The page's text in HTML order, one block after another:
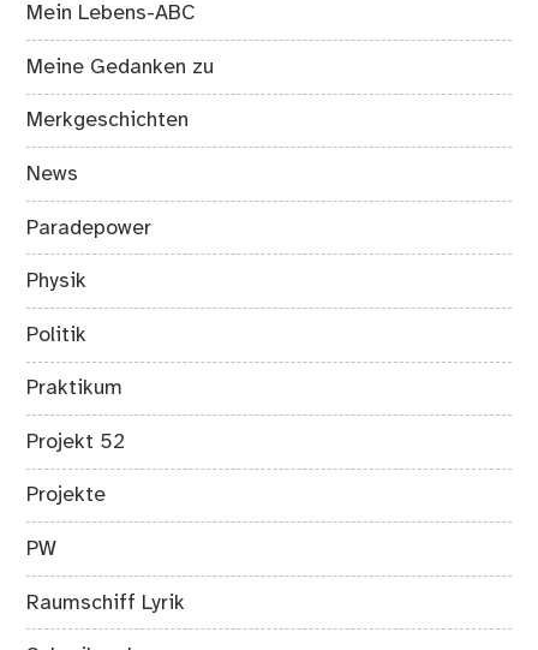
Mein Lebens-ABC
Meine Gedanken zu
Merkgeschichten
News
Paradepower
Physik
Politik
Praktikum
Projekt 52
Projekte
PW
Raumschiff Lyrik